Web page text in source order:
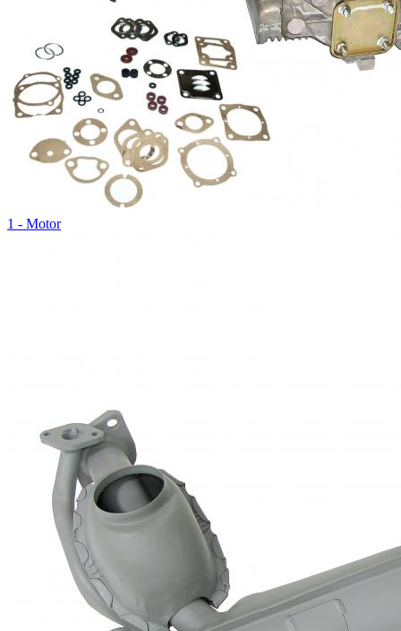
1 - Motor